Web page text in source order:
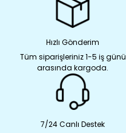
Hızlı Gönderim
Tüm siparişleriniz 1-5 iş günü
arasında kargoda.
7/24 Canlı Destek